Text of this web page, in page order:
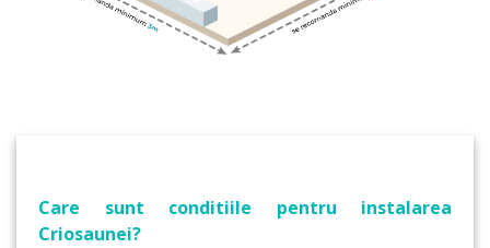
Care sunt conditiile pentru instalarea
Criosaunei?